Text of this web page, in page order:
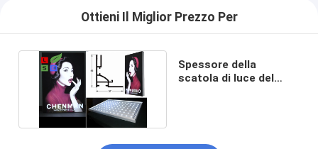
Ottieni Il Miglior Prezzo Per
Spessore della
scatola di luce del